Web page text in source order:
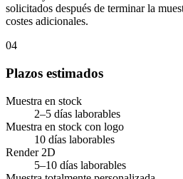
solicitados después de terminar la
costes adicionales.
04
Plazos estimados
Muestra en stock
2–5 días laborables
Muestra en stock con logo
10 días laborables
Render 2D
5–10 días laborables